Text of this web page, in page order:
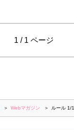
1 / 1 ページ
Webマガジン ルール 1/1